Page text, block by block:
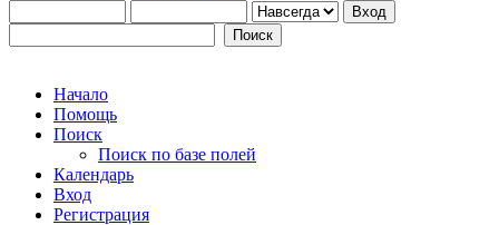
Начало
Помощь
Поиск
Поиск по базе полей
Календарь
Вход
Регистрация